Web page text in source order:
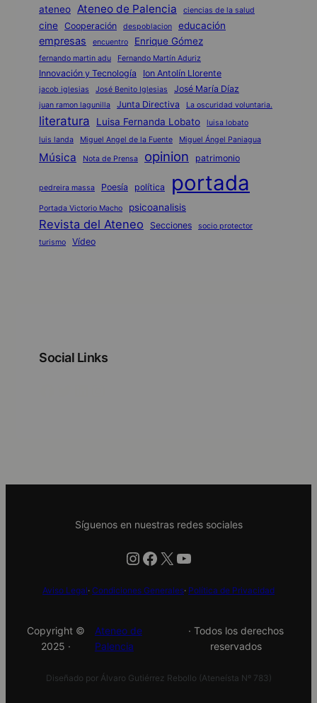
ateneo Ateneo de Palencia ciencias de la salud
cine Cooperación despoblacion educación
empresas encuentro Enrique Gómez
fernando martin adu Fernando Martín Aduriz
Innovación y Tecnología Ion Antolín Llorente
jacob iglesias José Benito Iglesias José María Díaz
juan ramon lagunilla Junta Directiva La oscuridad voluntaria.
literatura Luisa Fernanda Lobato
luisa lobato
luis landa
Miguel Angel de la Fuente Miguel Ángel Paniagua
Música Nota de Prensa opinion patrimonio
pedreira massa Poesía política portada
Portada Victorio Macho psicoanalisis
Revista del Ateneo Secciones
socio protector
turismo
Vídeo
Social Links
Síguenos en nuestras redes sociales
Instagram
Facebook
X YouTube
Aviso Legal· Condiciones Generales· Política de Privacidad
Copyright ©
2025 ·
Ateneo de
Palencia
· Todos los derechos
reservados
Diseñado por Álvaro Gutiérrez Rebollo (Ateneísta Nº 783)